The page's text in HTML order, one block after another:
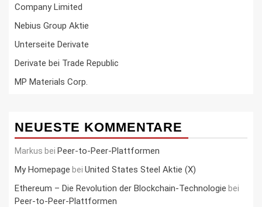
Company Limited
Nebius Group Aktie
Unterseite Derivate
Derivate bei Trade Republic
MP Materials Corp.
NEUESTE KOMMENTARE
Markus bei Peer-to-Peer-Plattformen
My Homepage bei United States Steel Aktie (X)
Ethereum – Die Revolution der Blockchain-Technologie bei
Peer-to-Peer-Plattformen